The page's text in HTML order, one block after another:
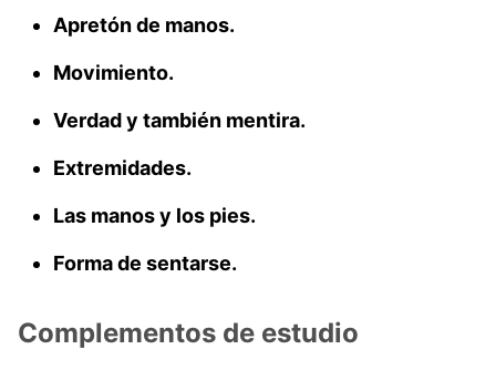
Apretón de manos.
Movimiento.
Verdad y también mentira.
Extremidades.
Las manos y los pies.
Forma de sentarse.
Complementos de estudio